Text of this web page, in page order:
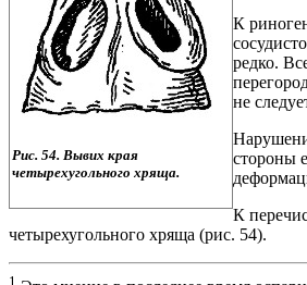
Рис. 54. Вывих края
четырехугольного хряща.
К
редко.
не
стороны
К
четырехугольного хряща (рис. 54).
1